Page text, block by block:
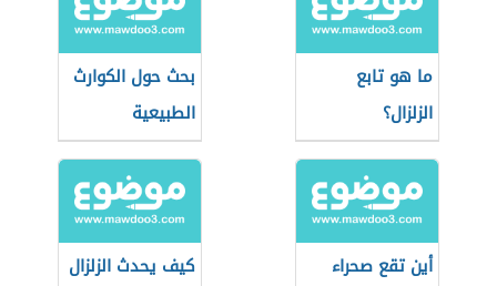
ما هو تابع
الزلزال؟
بحث حول الكوارث
الطبيعية
أين تقع صحراء
كيف يحدث الزلزال